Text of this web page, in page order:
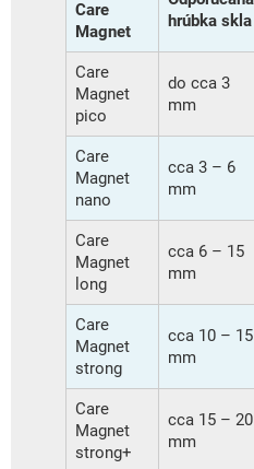
Care
Magnet
hrúbka skla
Care
Magnet
pico
do cca 3
mm
Care
Magnet
nano
cca 3 – 6
mm
Care
Magnet
long
cca 6 – 15
mm
Care
Magnet
strong
cca 10 – 15
mm
Care
Magnet
strong+
cca 15 – 20
mm